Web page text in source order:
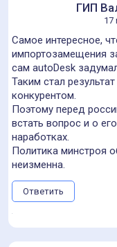
ГИП
17
Самое интересное,
импортозамещения
сам autoDesk
Таким стал
конкурентом.
Поэтому перед
встать вопрос и о
наработках.
Политика минстроя
неизменна.
Ответить